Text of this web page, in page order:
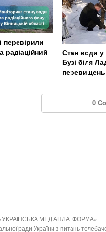
перевірили
радіаційний
Стан води у
Бузі біля
перевищень
0
МЕДІАПЛАТФОРМА»
ради України з питань